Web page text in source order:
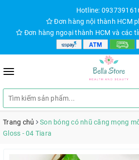
Hotline:
Đơn hàng nội thành HCM
Đơn hàng ngoại thành HCM và các
Trang chủ
Son bóng có nhũ căng mọng
Gloss - 04 Tiara